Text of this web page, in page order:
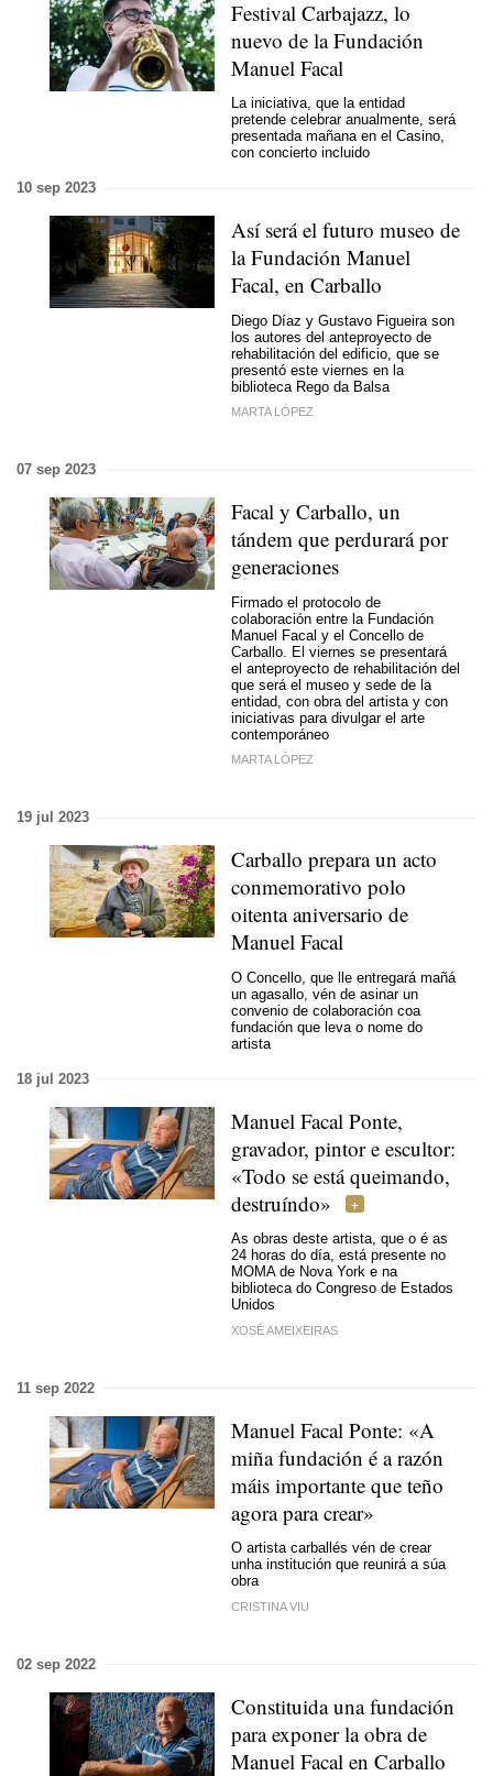
Festival Carbajazz, lo
nuevo de la Fundación
Manuel Facal
La iniciativa, que la entidad
pretende celebrar anualmente, será
presentada mañana en el Casino,
con concierto incluido
10 sep 2023
Así será el futuro museo de
la Fundación Manuel
Facal, en Carballo
Diego Díaz y Gustavo Figueira son
los autores del anteproyecto de
rehabilitación del edificio, que se
presentó este viernes en la
biblioteca Rego da Balsa
MARTA LÓPEZ
07 sep 2023
Facal y Carballo, un
tándem que perdurará por
generaciones
Firmado el protocolo de
colaboración entre la Fundación
Manuel Facal y el Concello de
Carballo. El viernes se presentará
el anteproyecto de rehabilitación del
que será el museo y sede de la
entidad, con obra del artista y con
iniciativas para divulgar el arte
contemporáneo
MARTA LÓPEZ
19 jul 2023
Carballo prepara un acto
conmemorativo polo
oitenta aniversario de
Manuel Facal
O Concello, que lle entregará mañá
un agasallo, vén de asinar un
convenio de colaboración coa
fundación que leva o nome do
artista
18 jul 2023
Manuel Facal Ponte,
gravador, pintor e escultor:
«Todo se está queimando,
destruíndo»
As obras deste artista, que o é as
24 horas do día, está presente no
MOMA de Nova York e na
biblioteca do Congreso de Estados
Unidos
XOSÉ AMEIXEIRAS
11 sep 2022
Manuel Facal Ponte: «A
miña fundación é a razón
máis importante que teño
agora para crear»
O artista carballés vén de crear
unha institución que reunirá a súa
obra
CRISTINA VIU
02 sep 2022
Constituida una fundación
para exponer la obra de
Manuel Facal en Carballo